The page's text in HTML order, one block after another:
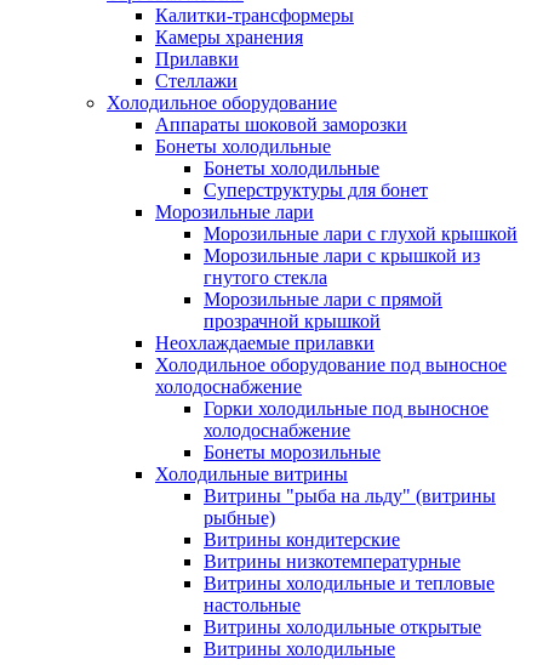
Калитки-трансформеры
Камеры хранения
Прилавки
Стеллажи
Холодильное оборудование
Аппараты шоковой заморозки
Бонеты холодильные
Бонеты холодильные
Суперструктуры для бонет
Морозильные лари
Морозильные лари с глухой крышкой
Морозильные лари с крышкой из
гнутого стекла
Морозильные лари с прямой
прозрачной крышкой
Неохлаждаемые прилавки
Холодильное оборудование под выносное
холодоснабжение
Горки холодильные под выносное
холодоснабжение
Бонеты морозильные
Холодильные витрины
Витрины "рыба на льду" (витрины
рыбные)
Витрины кондитерские
Витрины низкотемпературные
Витрины холодильные и тепловые
настольные
Витрины холодильные открытые
Витрины холодильные